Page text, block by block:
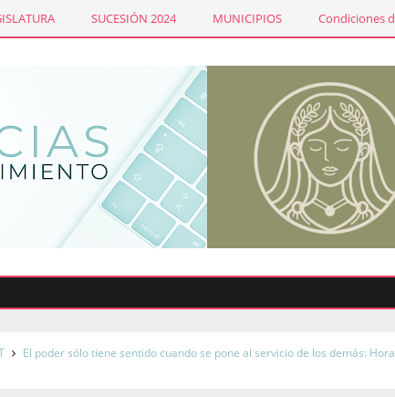
SUCESIÓN 2024 MUNICIPIOS Condiciones
El poder sólo tiene sentido cuando se pone al servicio de los demás: